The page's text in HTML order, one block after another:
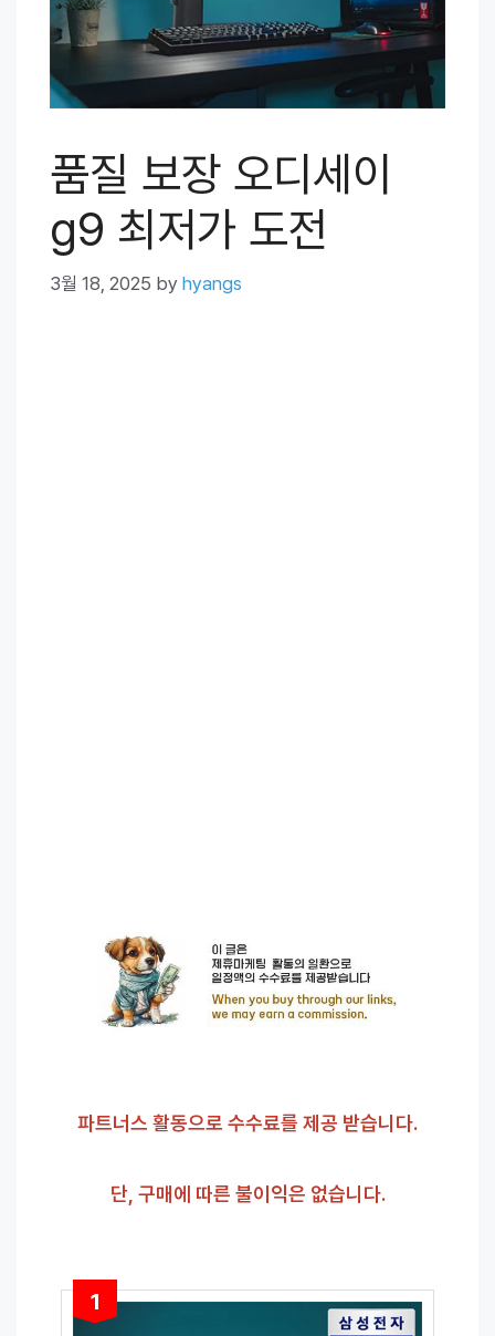
품질 보장 오디세이
g9 최저가 도전
3월 18, 2025 by hyangs
파트너스 활동으로 수수료를 제공 받습니다.
단, 구매에 따른 불이익은 없습니다.
1